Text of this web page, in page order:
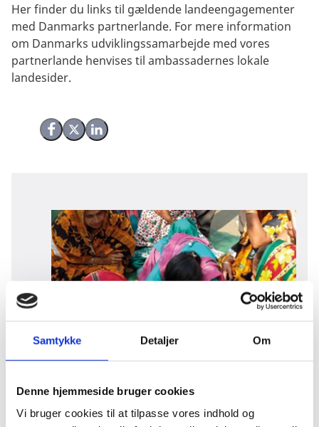
Samtykke Detaljer Om
Denne hjemmeside bruger cookies
Vi bruger cookies til at tilpasse vores indhold og
Del på Facebook
Del på X (Twitter)
Del på LinkedIn
Her finder du links til gældende landeengagementer
med Danmarks partnerlande. For mere information
om Danmarks udviklingssamarbejde med vores
partnerlande henvises til ambassadernes lokale
landesider.
Bangladesh